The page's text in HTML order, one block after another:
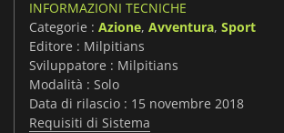
INFORMAZIONI TECNICHE
Categorie : Azione, Avventura, Sport
Editore : Milpitians
Sviluppatore : Milpitians
Modalità : Solo
Data di rilascio : 15 novembre 2018
Requisiti di Sistema